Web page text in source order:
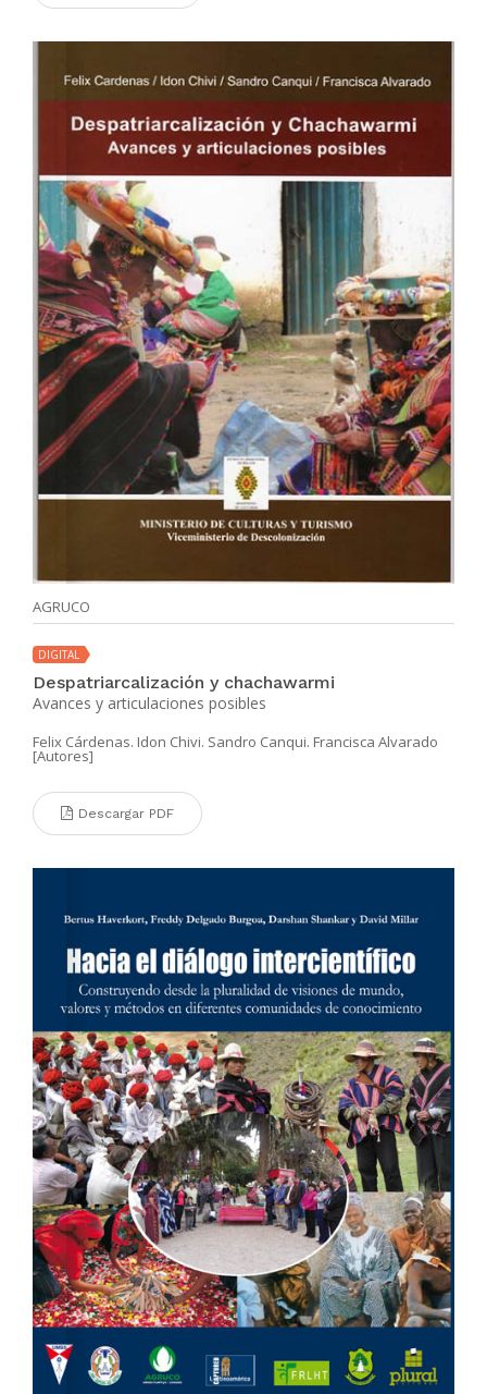
AGRUCO
DIGITAL
Despatriarcalización y chachawarmi
Avances y articulaciones posibles
Felix Cárdenas. Idon Chivi. Sandro Canqui. Francisca Alvarado
[Autores]
Descargar PDF